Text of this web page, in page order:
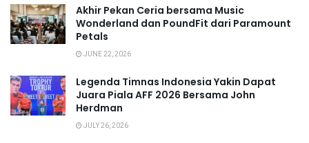
Akhir Pekan Ceria bersama Music
Wonderland dan PoundFit dari Paramount
Petals
JUNE 22, 2026
Legenda Timnas Indonesia Yakin Dapat
Juara Piala AFF 2026 Bersama John
Herdman
JULY 26, 2026